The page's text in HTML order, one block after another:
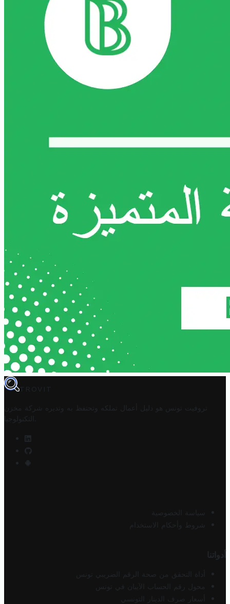
TROVIT
تروفيت تونس هو دليل أعمال تملكه وتحتفظ به وتديره
شركة مخزن
التكنولوجيا
سياسة الخصوصية
شروط وأحكام الاستخدام
أدواتنا
أداة التحقق من صحة الرقم الضريبي تونس
محول رقم الحساب الآيبان في تونس
أسعار صرف الدينار التونسي